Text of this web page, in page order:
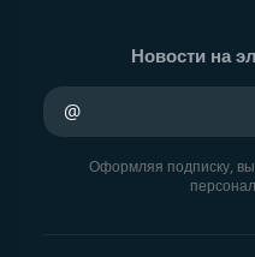
Новости на
Оформляя подписку,